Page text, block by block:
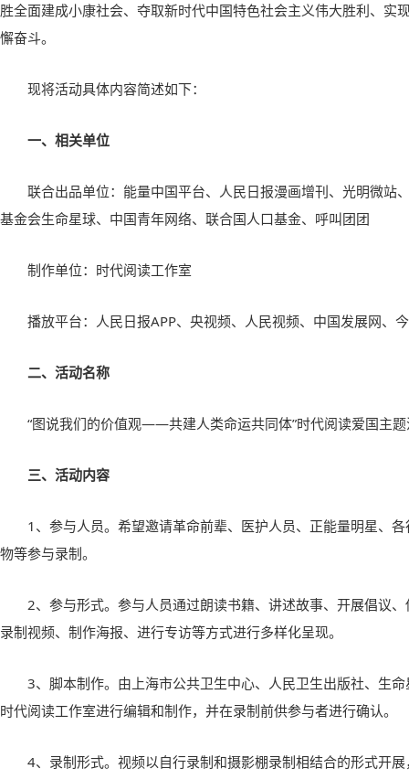
胜全面建成小康社会、夺取新时代中国特色社会主义伟大胜利、实
懈奋斗。
现将活动具体内容简述如下：
一、相关单位
联合出品单位：能量中国平台、人民日报漫画增刊、光明微站
基金会生命星球、中国青年网络、联合国人口基金、呼叫团团
制作单位：时代阅读工作室
播放平台：人民日报APP、央视频、人民视频、中国发展网、
二、活动名称
“图说我们的价值观——共建人类命运共同体”时代阅读爱国主
三、活动内容
1、参与人员。希望邀请革命前辈、医护人员、正能量明星、
物等参与录制。
2、参与形式。参与人员通过朗读书籍、讲述故事、开展倡议
录制视频、制作海报、进行专访等方式进行多样化呈现。
3、脚本制作。由上海市公共卫生中心、人民卫生出版社、生
时代阅读工作室进行编辑和制作，并在录制前供参与者进行确认。
4、录制形式。视频以自行录制和摄影棚录制相结合的形式开